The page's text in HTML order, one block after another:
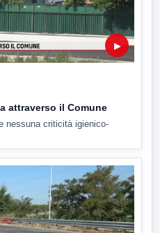
▶
attraverso il Comune
nessuna criticità igienico-